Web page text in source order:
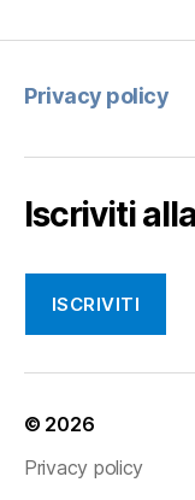
Privacy policy
Iscriviti
ISCRIVITI
© 2026
Privacy policy